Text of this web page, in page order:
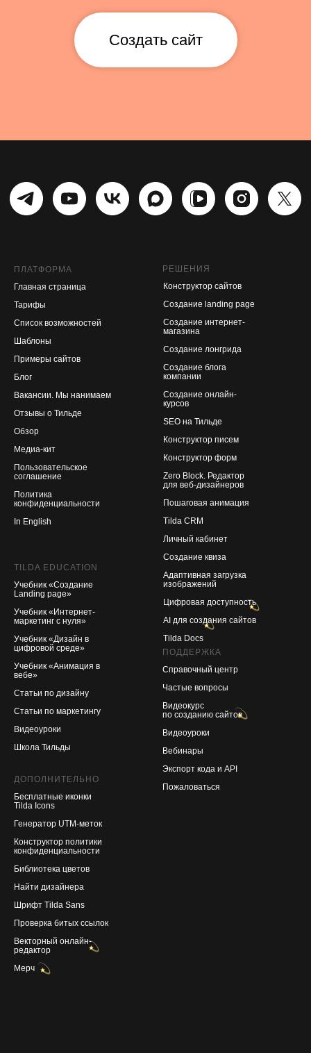
Создать сайт
ПЛАТФОРМА
Главная страница
Тарифы
Список возможностей
Шаблоны
Примеры сайтов
Блог
Вакансии. Мы нанимаем
Отзывы о Тильде
Обзор
Медиа-кит
Пользовательское
соглашение
Политика
конфиденциальности
In English
РЕШЕНИЯ
Конструктор сайтов
Создание landing page
Создание интернет-
магазина
Создание лонгрида
Создание блога
компании
Создание онлайн-
курсов
SEO на Тильде
Конструктор писем
Конструктор форм
Zero Block. Редактор
для веб-дизайнеров
Пошаговая анимация
Tilda CRM
Личный кабинет
Создание квиза
Адаптивная загрузка
изображений
Цифровая доступность
AI для создания сайтов
Tilda Docs
ПОДДЕРЖКА
Справочный центр
Частые вопросы
Видеокурс
по созданию сайтов
Видеоуроки
Вебинары
Экспорт кода и API
Пожаловаться
TILDA EDUCATION
Учебник «Создание
Landing page»
Учебник «Интернет-
маркетинг с нуля»
Учебник «Дизайн в
цифровой среде»
Учебник «Анимация в
вебе»
Статьи по дизайну
Статьи по маркетингу
Видеоуроки
Школа Тильды
ДОПОЛНИТЕЛЬНО
Бесплатные иконки
Tilda Icons
Генератор UTM-меток
Конструктор политики
конфиденциальности
Библиотека цветов
Найти дизайнера
Шрифт Tilda Sans
Проверка битых ссылок
Векторный онлайн-
редактор
Мерч